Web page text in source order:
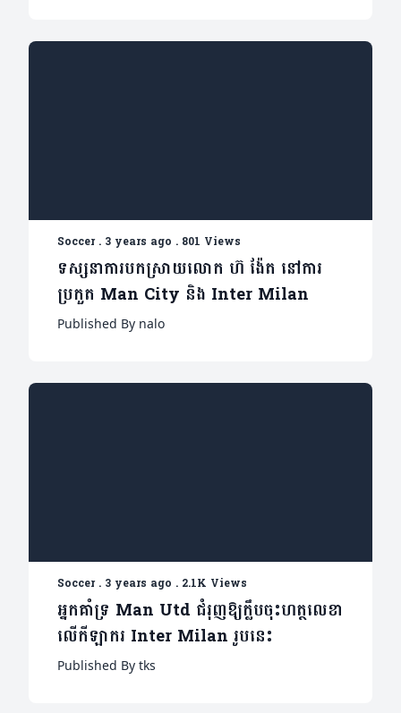
Soccer. 3 years ago . 801 Views
ទស្សនាការបកស្រាយលោក ហ៊ ង៉ែត នៅការ
ប្រកួត Man City និង Inter Milan
Published By nalo
Soccer. 3 years ago . 2.1K Views
អ្នកគាំទ្រ Man Utd ជំរុញឱ្យក្លឹបចុះហត្ថលេខា
លើកីឡាករ Inter Milan រូបនេះ
Published By tks